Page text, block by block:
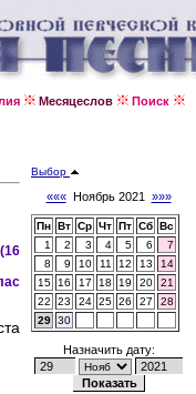
Месяцеслов
Поиск
Выбор
«««Ноябрь 2021 »»»
Пн Вт Ср Чт Пт Сб Вс
1
2 3 4 5 6
7
8
9 10 11 12 13
14
15
16 17 18 19 20
21
22
23 24 25 26 27
28
29 30
Назначить дату: